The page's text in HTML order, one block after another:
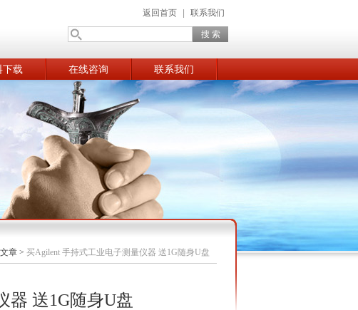
返回首页 联系我们
下载 在线咨询 联系我们
章 > 买Agilent 手持式工业电子测量仪器 送1G随身U盘
器 送1G随身U盘